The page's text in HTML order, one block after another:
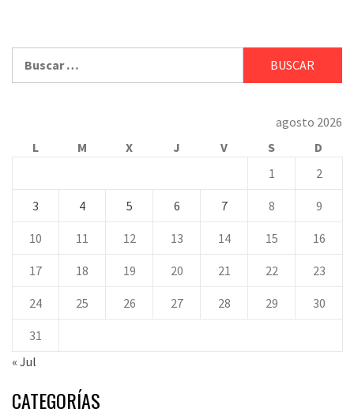
agosto 2026
L
M X J V S
D
1
2
3 4 5 6 7 8 9
10 11 12 13 14 15 16
17 18 19 20 21 22 23
24 25 26 27 28 29 30
31
« Jul
CATEGORÍAS